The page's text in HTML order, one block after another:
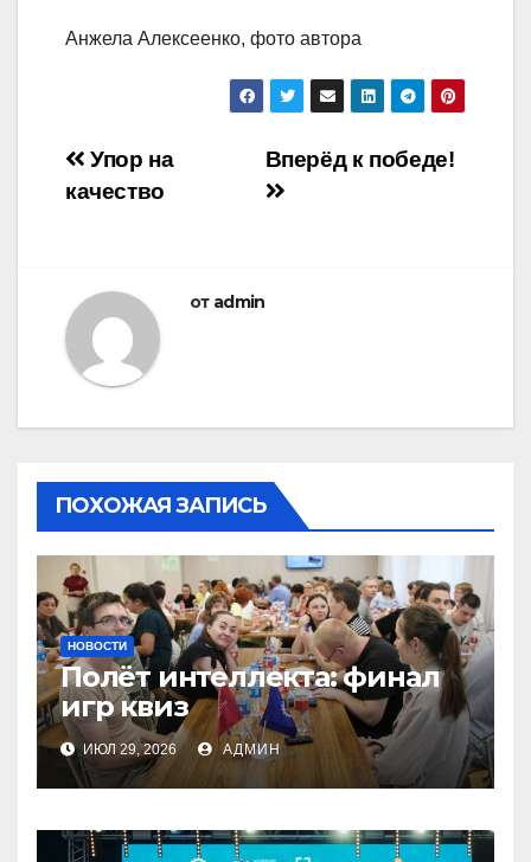
Анжела Алексеенко, фото автора
НавигацияВперёд к победе!
Упор на
качество
от admin
ПОХОЖАЯ ЗАПИСЬ
НОВОСТИ
Полёт интеллекта: финал
игр квиз
ИЮЛ 29, 2026 АДМИН